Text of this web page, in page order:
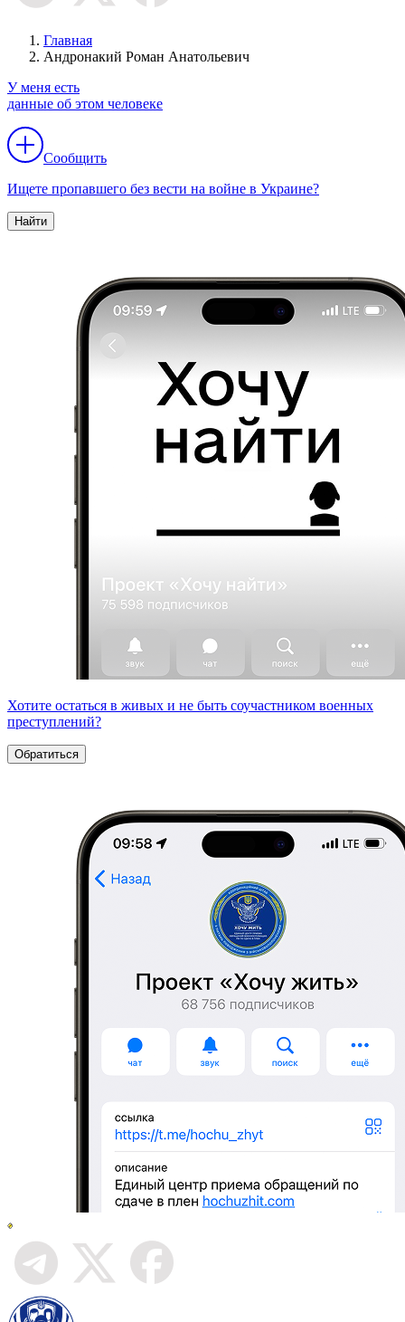
Главная
Андронакий Роман Анатольевич
У меня есть
данные об этом человеке
Сообщить
Ищете пропавшего без вести на войне в Украине?
Найти
Хотите остаться в живых и не быть соучастником военных
преступлений?
Обратиться